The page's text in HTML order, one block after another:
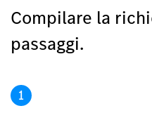
Compilare la
passaggi.
1